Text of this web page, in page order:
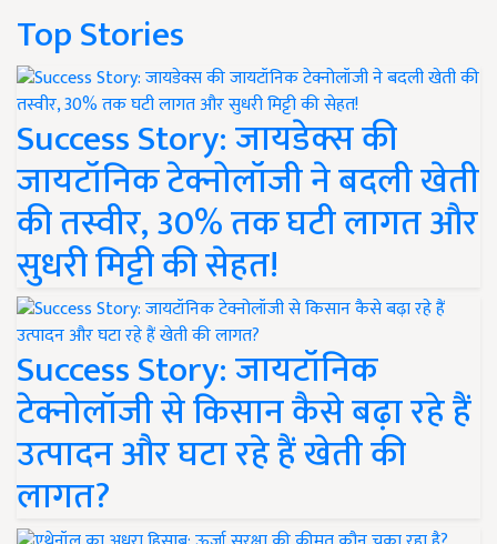
Top Stories
Success Story: जायडेक्स की
जायटॉनिक टेक्नोलॉजी ने बदली खेती
की तस्वीर, 30% तक घटी लागत और
सुधरी मिट्टी की सेहत!
Success Story: जायटॉनिक
टेक्नोलॉजी से किसान कैसे बढ़ा रहे हैं
उत्पादन और घटा रहे हैं खेती की
लागत?